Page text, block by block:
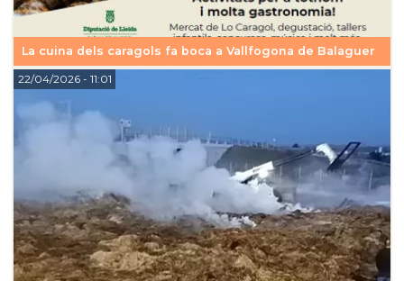
La cuina dels caragols fa boca a Vallfogona de Balaguer
22/04/2026- 11:01